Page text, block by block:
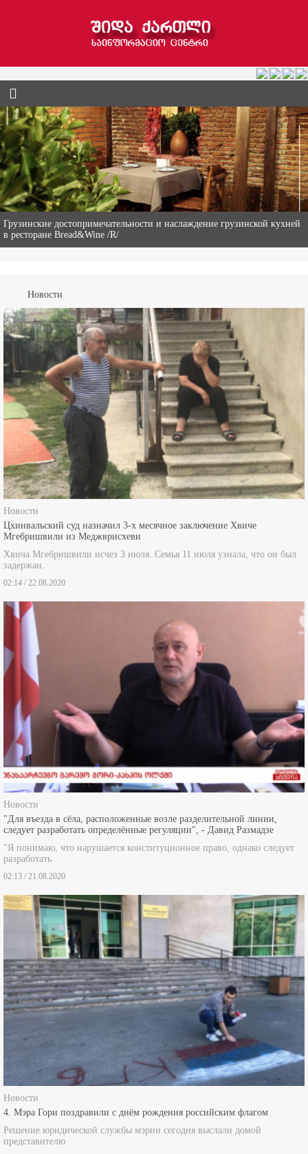
Гиви Абалаки – 86-летний фермер из Горийского муниципалитета
Новости
Цхинвальский суд назначил 3-х месячное заключение Хвиче
Мгебришвили из Меджврисхеви
Хвича Мгебришвили исчез 3 июля. Семья 11 июля узнала, что он был
задержан.
02:14 / 22.08.2020
Новости
"Для въезда в сёла, расположенные возле разделительной линии,
следует разработать определённые регуляции", - Давид Размадзе
"Я понимаю, что нарушается конституционное право, однако следует
разработать
02:13 / 21.08.2020
Новости
4. Мэра Гори поздравили с днём рождения российским флагом
Решение юридической службы мэрии сегодня выслали домой
представителю
02:09 / 18.08.2020